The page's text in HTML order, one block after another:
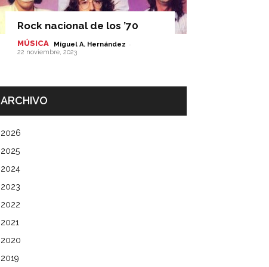
Rock nacional de los ’70
MÚSICA Miguel A. Hernández -
22 noviembre, 2023
ARCHIVO
2026
2025
2024
2023
2022
2021
2020
2019